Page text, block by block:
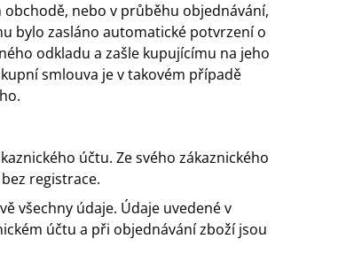
nebo v průběhu objednávání,
bylo zasláno automatické potvrzení o
odkladu a zašle kupujícímu na jeho
smlouva je v takovém případě
účtu. Ze svého zákaznického
registrace.
všechny údaje. Údaje uvedené v
účtu a při objednávání zboží jsou